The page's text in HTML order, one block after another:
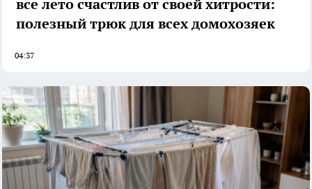
все лето счастлив от своей хитрости:
полезный трюк для всех домохозяек
04:37